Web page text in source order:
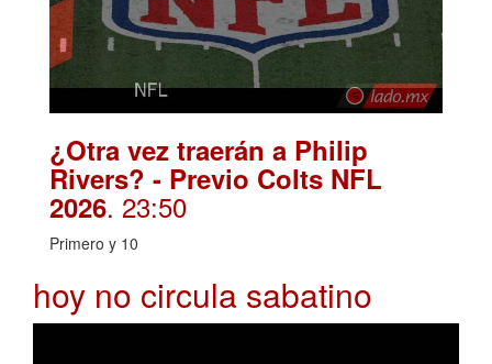
¿Otra vez traerán a Philip
Rivers? - Previo Colts NFL
2026. 23:50
Primero y 10
hoy no circula sabatino